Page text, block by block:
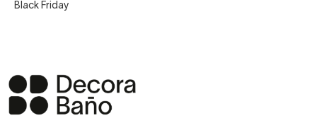
Black Friday